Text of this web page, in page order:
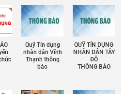
Quỹ Tín dụng
nhân dân Vĩnh
Thạnh thông
báo
QUỸ TÍN DỤNG
NHÂN DÂN TÂY
ĐÔ
THÔNG BÁO